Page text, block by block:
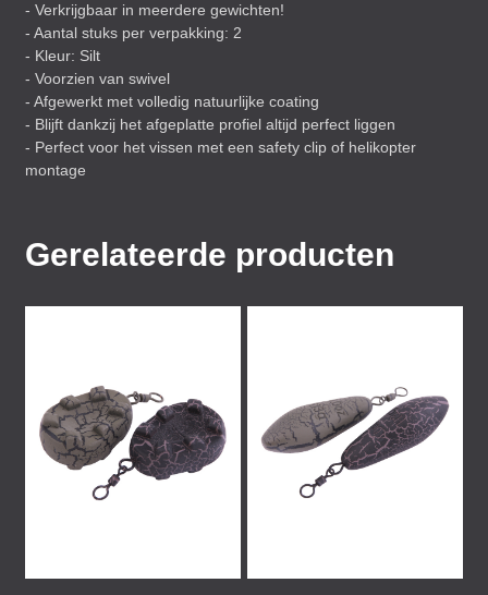
- Verkrijgbaar in meerdere gewichten!
- Aantal stuks per verpakking: 2
- Kleur: Silt
- Voorzien van swivel
- Afgewerkt met volledig natuurlijke coating
- Blijft dankzij het afgeplatte profiel altijd perfect liggen
- Perfect voor het vissen met een safety clip of helikopter
montage
Gerelateerde producten